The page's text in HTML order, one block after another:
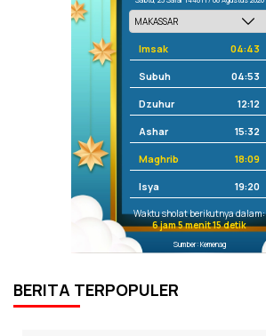
Imsak 04:43
Subuh 04:53
Dzuhur 12:12
Ashar 15:32
Maghrib 18:09
Isya 19:20
Waktu sholat berikutnya dalam:
6 jam 5 menit 15 detik
Sumber: Kemenag
BERITA TERPOPULER